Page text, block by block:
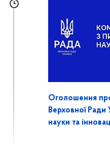
Оголошення
Верховної Ради
науки та